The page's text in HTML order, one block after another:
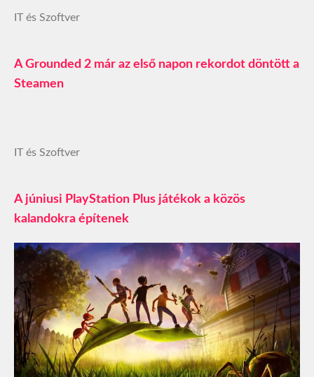
IT és Szoftver
A Grounded 2 már az első napon rekordot döntött a
Steamen
IT és Szoftver
A júniusi PlayStation Plus játékok a közös
kalandokra építenek